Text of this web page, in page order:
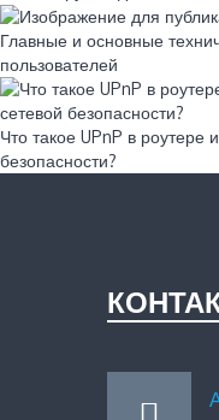
Главные и основные
пользователей
Что такое UPnP в роутере
безопасности?